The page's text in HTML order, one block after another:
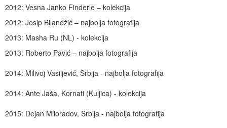
2012: Vesna Janko Finderle – kolekcija
2012: Josip Bilandžić – najbolja fotografija
2013: Masha Ru (NL) - kolekcija
2013: Roberto Pavić – najbolja fotografija
2014: Milivoj Vasiljević, Srbija - najbolja fotografija
2014: Ante Jaša, Kornati (Kuljica) - kolekcija
2015: Dejan Miloradov, Srbija - najbolja fotografija